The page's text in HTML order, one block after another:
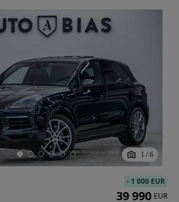
1 / 6
- 1 000 EUR
39 990 EUR